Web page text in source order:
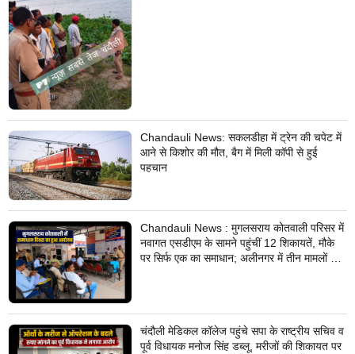
Chandauli News: सकलडीहा में ट्रेन की चपेट में
आने से किशोर की मौत, बैग में मिली कॉपी से हुई
पहचान
Chandauli News : मुगलसराय कोतवाली परिसर में
नवागत एसडीएम के सामने पहुंचीं 12 शिकायतें, मौके
पर सिर्फ एक का समाधान; अलीनगर में तीन मामलों का
चंदौली मेडिकल कॉलेज पहुंचे सपा के राष्ट्रीय सचिव व
पूर्व विधायक मनोज सिंह डब्लू, मरीजों की शिकायत पर